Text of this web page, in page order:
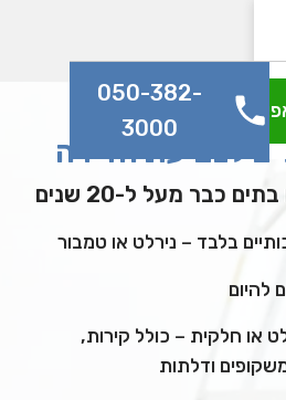
050-382-
3000
לצביעת הדירה
כבר מעל ל-20 שנים
בלבד – נירלט או טמבור
להיום
או חלקית – כולל קירות,
ודלתות